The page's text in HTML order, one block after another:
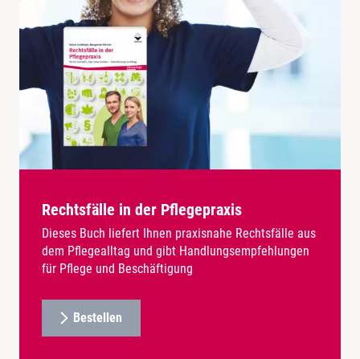
Rechtsfälle in der Pflegepraxis
Dieses Buch liefert Ihnen praxisnahe Rechtsfälle aus
dem Pflegealltag und gibt Handlungsempfehlungen
für Pflege und Beschäftigung
Bestellen